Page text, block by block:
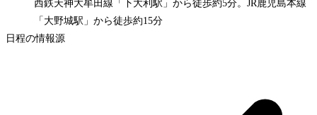
西鉄天神大牟田線「下大利駅」から徒歩約5分。JR鹿児島本線
「大野城駅」から徒歩約15分
日程の情報源